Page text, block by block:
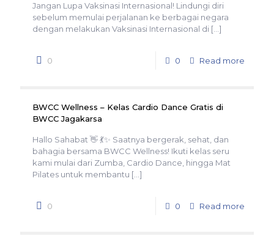
Jangan Lupa Vaksinasi Internasional! Lindungi diri
sebelum memulai perjalanan ke berbagai negara
dengan melakukan Vaksinasi Internasional di […]
0 0 Read more
BWCC Wellness – Kelas Cardio Dance Gratis di
BWCC Jagakarsa
Hallo Sahabat 👋 💃✨ Saatnya bergerak, sehat, dan
bahagia bersama BWCC Wellness! Ikuti kelas seru
kami mulai dari Zumba, Cardio Dance, hingga Mat
Pilates untuk membantu […]
0 0 Read more